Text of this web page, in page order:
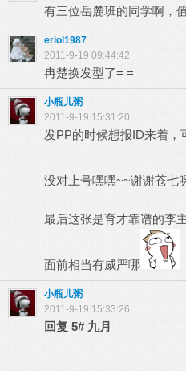
有三位岳麓班的同学啊，
eriol1987
2011-9-19 09:44:42
冉楚换发型了= =
小瓶儿粥
2011-9-19 15:31:20
发PP的时候想报ID来着，
没对上号嘿嘿~~谢谢苍七
最后这张是育才靠谱的李
面前相当有威严哪
小瓶儿粥
2011-9-19 15:33:26
回复 5# 九月